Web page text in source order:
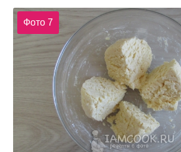
Фото 7